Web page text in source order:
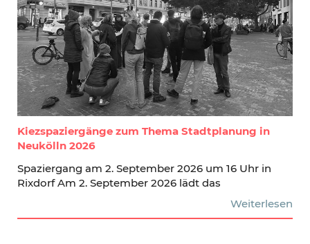
Kiezspaziergänge zum Thema Stadtplanung in
Neukölln 2026
Spaziergang am 2. September 2026 um 16 Uhr in
Rixdorf Am 2. September 2026 lädt das
Weiterlesen